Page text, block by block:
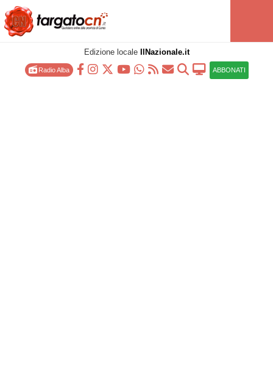
Edizione locale IlNazionale.it
Radio Alba ABBONATI